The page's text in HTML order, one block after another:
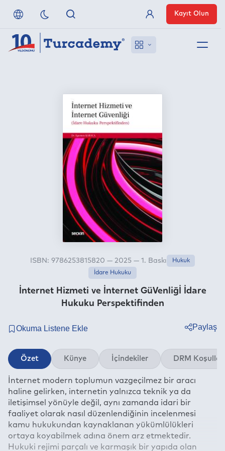
Nasıl Erişirim
Anlaşmalı Yayınevleri
Üye Girişi
Kayıt Olun
İnternet Hizmeti ve İnternet GüVenliğİ İdare
Hukuku Perspektifinden
ISBN: 9786253815820 — 2025 — 1. Baskı
Hukuk
İdare Hukuku
Paylaş
Twitter
Linkedin
Whatsapp
E-mail
Özet Künye İçindekiler DRM Koşulları
İnternet modern toplumun vazgeçilmez bir aracı
haline gelirken, internetin yalnızca teknik ya da
iletişimsel yönüyle değil, aynı zamanda idari bir
faaliyet olarak nasıl düzenlendiğinin incelenmesi
kamu hukukundan kaynaklanan yükümlülükleri
ortaya koyabilmek adına önem arz etmektedir.
Hukuki rejimi parçalı ve karmaşık bir yapıda olan